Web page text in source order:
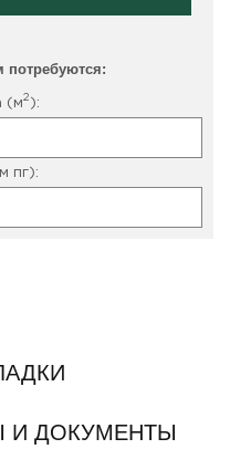
потребуются:
(м2):
пг):
И ДОКУМЕНТЫ